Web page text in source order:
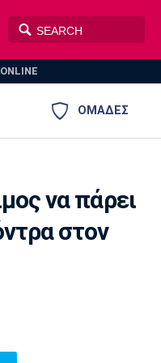
ONLINE
ΟΜΑΔΕΣ
ΠΑΟΚ
να πάρει
στον